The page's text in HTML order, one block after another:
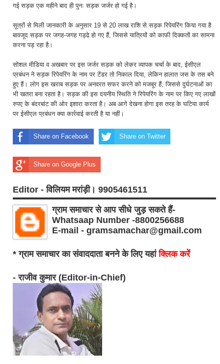
गई सड़क एक महीने बाद ही पुनः सड़क जर्जर हो गई है।
सूत्रों से मिली जानकारी के अनुसार 19 से 20 लाख राशि से सड़क रिपेयरिंग किया गया है
बावजूद सड़क पर जगह-जगह गड्ढे हो गए हैं, जिससे यात्रियों को काफी दिक्कतों का सामना
करना पड़ रहा है।
सोशल मीडिया व अखबार पर इस जर्जर सड़क को लेकर व्यापक चर्चा के बाद, ईसीएल
प्रबंधन ने सड़क रिपेयरिंग के नाम पर टेंडर तो निकाल दिया, लेकिन हालात जस के तस बने
हुए हैं। लोग इस खराब सड़क पर अनवरत सफर करने को मजबूर हैं, जिससे दुर्घटनाओं का
भी खतरा बना रहता है। सड़क की इस दयनीय स्थिति ने रिपेयरिंग के नाम पर किए गए लाखों
रुपए के बंदरबांट की ओर इशारा करता है। अब आगे देखना होगा इस तरह के घटिया कार्य
पर ईसीएल प्रबंधन क्या कार्रवाई करती है या नहीं।
Share on Facebook Share on Twitter
Share on Google Plus
Editor - विलियम मरांड़ी। 9905461511
ग्राम समाचार से आप सीधे जुड़ सकते हैं-
Whatsaap Number -8800256688
E-mail - gramsamachar@gmail.com
* ग्राम समाचार का संवाददाता बनने के लिए यहांक्लिक करें
- राजीव कुमार (Editor-in-Chief)